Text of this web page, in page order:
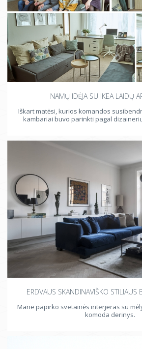
NAMŲ IDĖJA SU IKEA LAIDŲ
Iškart matėsi, kurios komandos
kambariai buvo parinkti pagal
ERDVAUS SKANDINAVIŠKO STILIAUS
Mane papirko svetainės interjeras su
komoda derinys.